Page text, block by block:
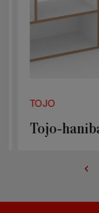
TOJO
Tojo-hanibal